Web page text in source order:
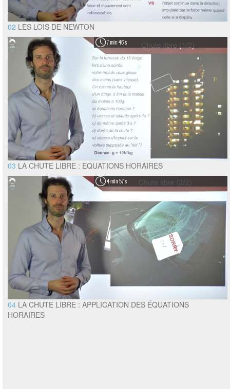
02 LES LOIS DE NEWTON
7 min 46 s
03 LA CHUTE LIBRE : EQUATIONS HORAIRES
4 min 57 s
04 LA CHUTE LIBRE : APPLICATION DES ÉQUATIONS
HORAIRES